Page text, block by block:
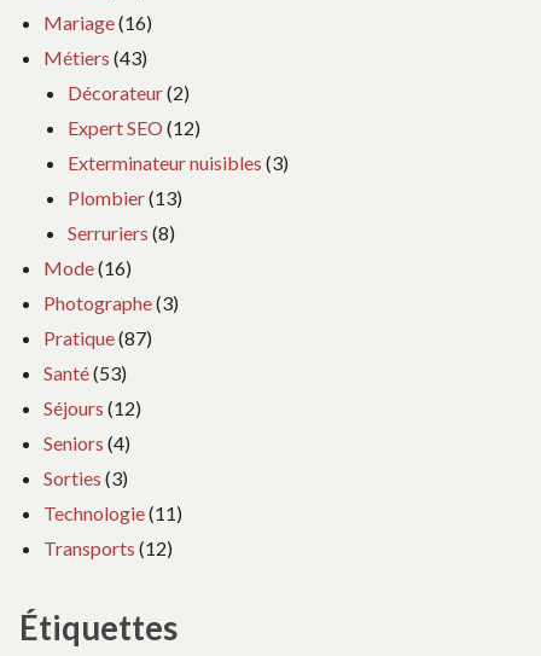
Mariage(16)
Métiers (43)
Décorateur(2)
Expert SEO (12)
Exterminateur nuisibles (3)
Plombier(13)
Serruriers (8)
Mode(16)
Photographe(3)
Pratique(87)
Santé(53)
Séjours (12)
Seniors (4)
Sorties (3)
Technologie(11)
Transports (12)
Étiquettes